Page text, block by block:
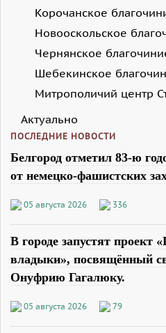
Корочанское
Новооскольское
Чернянское
Шебекинское
Митрополичий центр
Актуально
ПОСЛЕДНИЕ НОВОСТИ
Белгород отметил 83-ю
от немецко-фашистских
05 августа 2026 336
В городе запустят проект
владыки», посвящённый
Онуфрию Гагалюку.
05 августа 2026 79